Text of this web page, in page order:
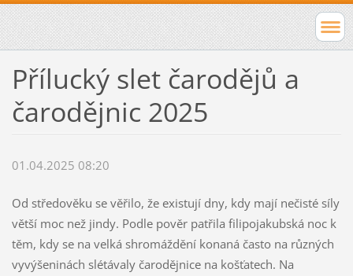
Přílucký slet čarodějů a
čarodějnic 2025
01.04.2025 08:20
Od středověku se věřilo, že existují dny, kdy mají nečisté síly
větší moc než jindy. Podle pověr patřila filipojakubská noc k
těm, kdy se na velká shromáždění konaná často na různých
vyvýšeninách slétávaly čarodějnice na košťatech. Na